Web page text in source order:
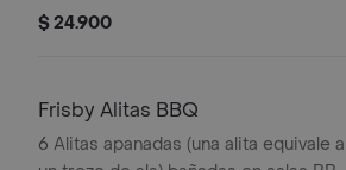
mediana (60 g) y gaseosa (325 ml)
$ 24.900
Frisby Alitas BBQ
6 Alitas apanadas (una alita equivale a